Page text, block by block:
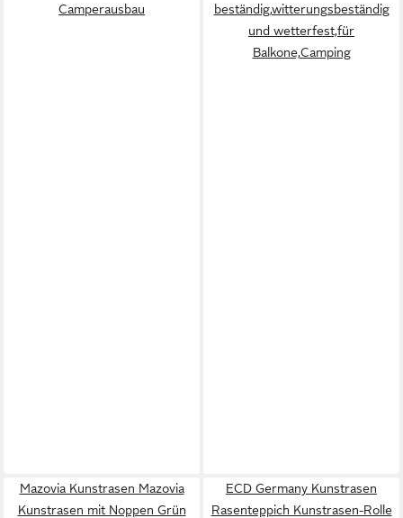
Camperausbau
beständig,witterungsbeständig
und wetterfest,für
Balkone,Camping
Mazovia Kunstrasen Mazovia
Kunstrasen mit Noppen Grün
ECD Germany Kunstrasen
Rasenteppich Kunstrasen-Rolle